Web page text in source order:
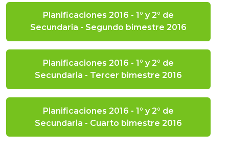
Planificaciones 2016 - 1° y 2° de
Secundaria - Segundo bimestre 2016
Planificaciones 2016 - 1° y 2° de
Secundaria - Tercer bimestre 2016
Planificaciones 2016 - 1° y 2° de
Secundaria - Cuarto bimestre 2016